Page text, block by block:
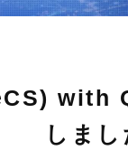
しまし